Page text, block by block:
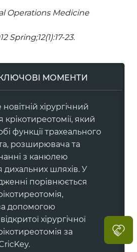
Operations Medicine
Spring;12(1):17-23.
МОМЕНТИ
хірургічний
крікотиреотомії, який
функції трахеального
розширювача та
з канюлею
дихальних шляхів. У
порівнюється
допомогою
хірургічної
за